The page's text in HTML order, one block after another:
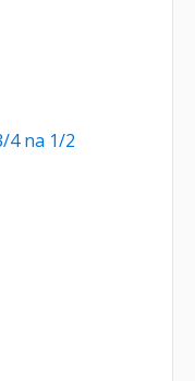
4 na 1/2